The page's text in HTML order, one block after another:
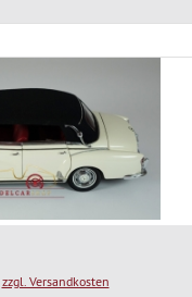
zzgl. Versandkosten